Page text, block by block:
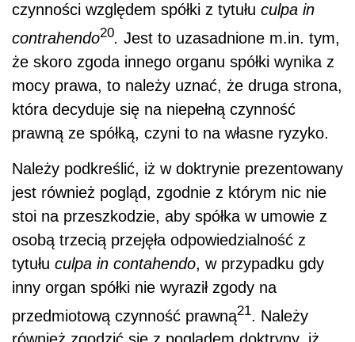
czynności względem spółki z tytułu culpa in
contrahendo20. Jest to uzasadnione m.in. tym,
że skoro zgoda innego organu spółki wynika z
mocy prawa, to należy uznać, że druga strona,
która decyduje się na niepełną czynność
prawną ze spółką, czyni to na własne ryzyko.
Należy podkreślić, iż w doktrynie prezentowany
jest również pogląd, zgodnie z którym nic nie
stoi na przeszkodzie, aby spółka w umowie z
osobą trzecią przejęła odpowiedzialność z
tytułu culpa in contahendo, w przypadku gdy
inny organ spółki nie wyraził zgody na
przedmiotową czynność prawną21. Należy